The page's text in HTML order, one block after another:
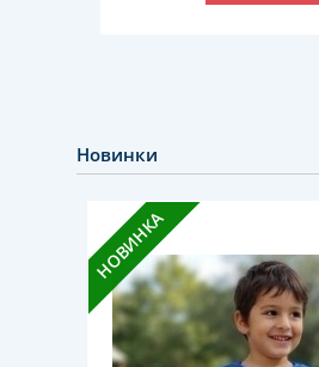
Новинки
НОВИНКА